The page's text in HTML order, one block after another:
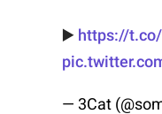
▶️ https://
— 3Cat